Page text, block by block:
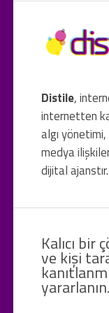
Distile,
internetten
algı
medya
dijital ajanstır.
Kalıcı bir
ve kişi
yararlanın.